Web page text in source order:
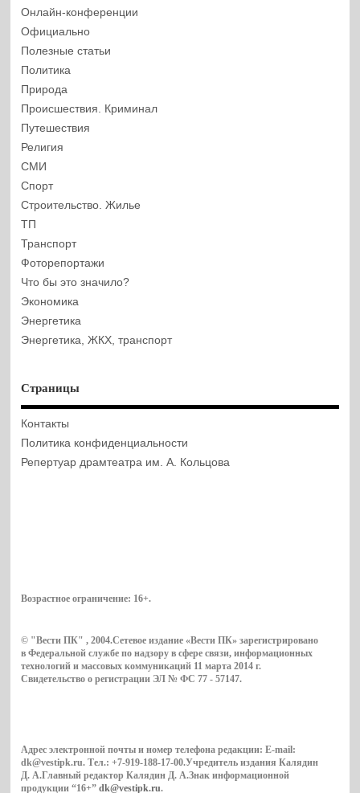
Онлайн-конференции
Официально
Полезные статьи
Политика
Природа
Происшествия. Криминал
Путешествия
Религия
СМИ
Спорт
Строительство. Жилье
ТП
Транспорт
Фоторепортажи
Что бы это значило?
Экономика
Энергетика
Энергетика, ЖКХ, транспорт
Страницы
Контакты
Политика конфиденциальности
Репертуар драмтеатра им. А. Кольцова
Возрастное ограничение: 16+.
© "Вести ПК" , 2004.Сетевое издание «Вести ПК» зарегистрировано
в Федеральной службе по надзору в сфере связи, информационных
технологий и массовых коммуникаций 11 марта 2014 г.
Свидетельство о регистрации ЭЛ № ФС 77 - 57147.
Адрес электронной почты и номер телефона редакции: E-mail:
dk@vestipk.ru. Тел.: +7-919-188-17-00.Учредитель издания Калядин
Д. А.Главный редактор Калядин Д. А.Знак информационной
продукции “16+”dk@vestipk.ru.